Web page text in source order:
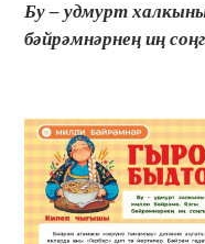
Бу – удмурт
бәйрәмнәрнең иң